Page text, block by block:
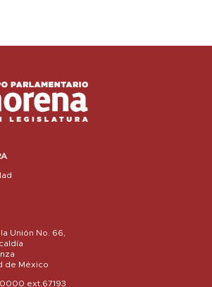
Unión No. 66,
de México
ext.67193